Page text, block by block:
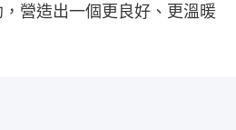
營造出一個更良好、更溫暖